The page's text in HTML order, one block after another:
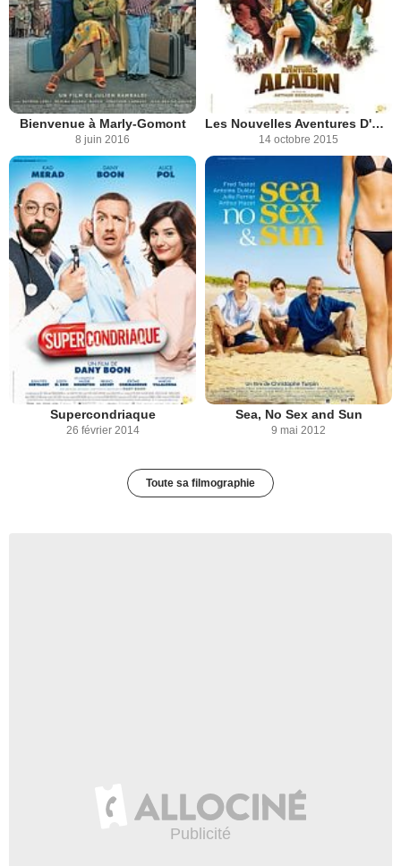
Bienvenue à Marly-Gomont
8 juin 2016
Les Nouvelles Aventures D'Aladin
14 octobre 2015
Supercondriaque
26 février 2014
Sea, No Sex and Sun
9 mai 2012
Toute sa filmographie